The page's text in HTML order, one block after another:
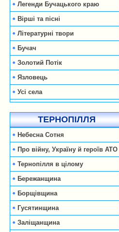
Легенди Бучацького краю
Вірші та пісні
Літературні твори
Бучач
Золотий Потік
Язловець
Усі села
ТЕРНОПІЛЛЯ
Небесна Сотня
Про війну, Україну й героїв АТО
Тернопілля в цілому
Бережанщина
Борщівщина
Гусятинщина
Заліщанщина